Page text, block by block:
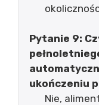
Pytanie 9:
ukończeniu
Nie,